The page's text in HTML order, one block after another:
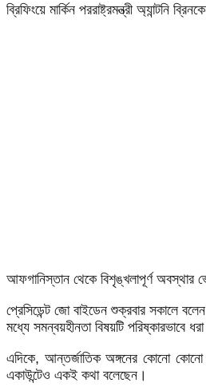
ব্রিফিংয়ে মার্কিন পররাষ্ট্রমন্ত্রী অ্যান্টনি
আফগানিস্তান থেকে বিশৃঙ্খলাপূর্ণ অবস্থার
প্রেসিডেন্ট জো বাইডেন শুক্রবার সকালে
মধ্যে সমন্বয়হীনতা বিষয়টি পরিষ্কারভাবে
এদিকে, আন্তর্জাতিক অঙ্গনের কোনো কোনো
একাউন্টেও একই কথা বলেছেন।